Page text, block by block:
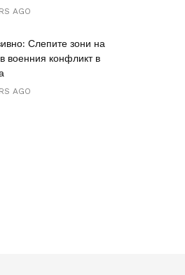
AGO
Слепите зони на
военния конфликт в
AGO